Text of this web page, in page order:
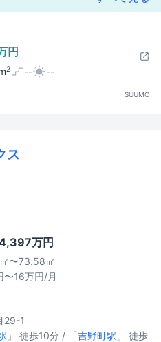
円
2 -- --
SUUMO
ス
万円
〜73.58㎡
〜16万円/月
29-1
」 徒歩10分 / 「吉野町駅 」 徒歩